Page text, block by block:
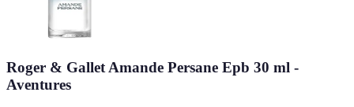
Roger & Gallet Amande Persane Epb 30 ml -
Aventures